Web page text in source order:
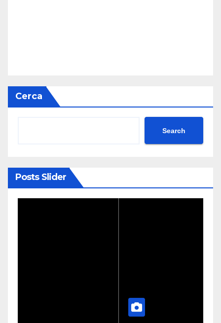
Cerca
Search
Posts Slider